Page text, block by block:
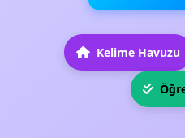
Kelime Havuzu